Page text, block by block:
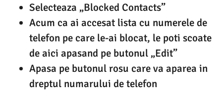
Selecteaza „Blocked Contacts”
Acum ca ai accesat lista cu numerele de
telefon pe care le-ai blocat, le poti scoate
de aici apasand pe butonul „Edit”
Apasa pe butonul rosu care va aparea in
dreptul numarului de telefon